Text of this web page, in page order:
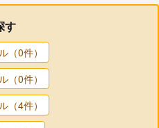
す
（0件）
（0件）
（4件）